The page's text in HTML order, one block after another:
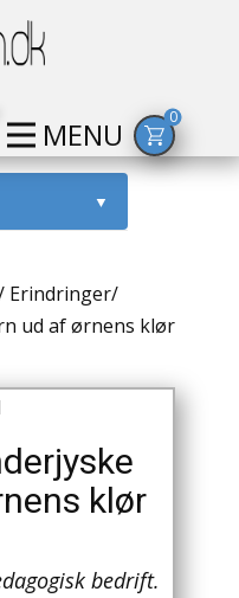
MENU 0
▼
Erindringer/
ud af ørnens klør
klør
bedrift.